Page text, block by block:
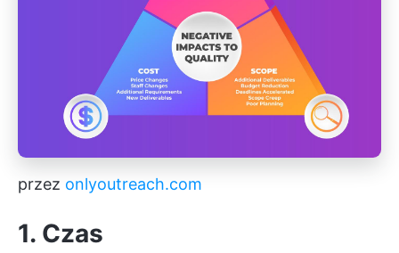
przez onlyoutreach.com
1. Czas